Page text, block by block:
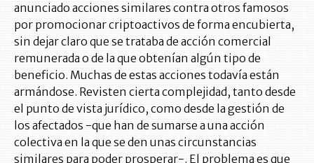
anunciado acciones similares contra otros famosos
por promocionar criptoactivos de forma encubierta,
sin dejar claro que se trataba de acción comercial
remunerada o de la que obtenían algún tipo de
beneficio. Muchas de estas acciones todavía están
armándose. Revisten cierta complejidad, tanto desde
el punto de vista jurídico, como desde la gestión de
los afectados -que han de sumarse a una acción
colectiva en la que se den unas circunstancias
similares para poder prosperar-. El problema es que